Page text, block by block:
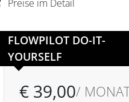
Preise im Detail
FLOWPILOT DO-IT-
YOURSELF
€ 39,00/